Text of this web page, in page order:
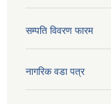
सम्पति विवरण फारम
नागरिक वडा पत्र